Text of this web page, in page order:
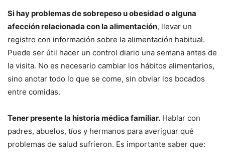
Si hay problemas de sobrepeso u obesidad o alguna
afección relacionada con la alimentación, llevar un
registro con información sobre la alimentación habitual.
Puede ser útil hacer un control diario una semana antes de
la visita. No es necesario cambiar los hábitos alimentarios,
sino anotar todo lo que se come, sin obviar los bocados
entre comidas.
Tener presente la historia médica familiar. Hablar con
padres, abuelos, tíos y hermanos para averiguar qué
problemas de salud sufrieron. Es importante saber que: